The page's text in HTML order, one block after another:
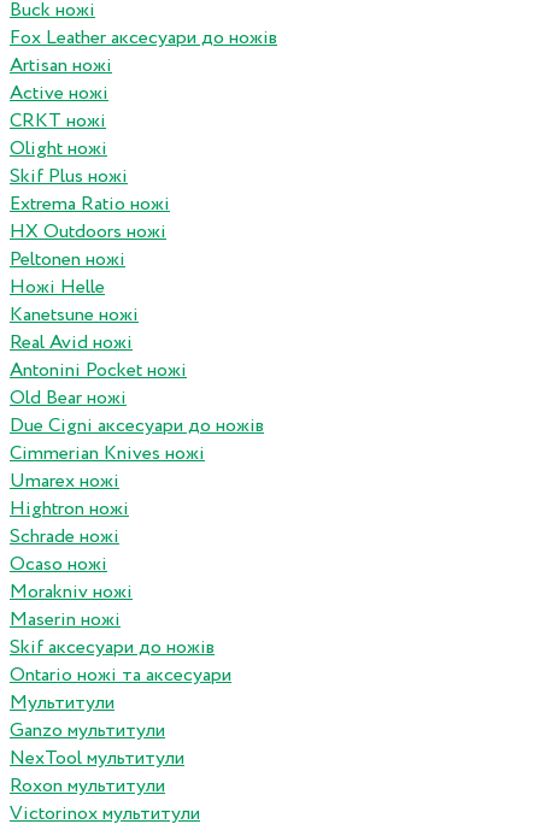
Buck ножі
Fox Leather аксесуари до ножів
Artisan ножі
Active ножі
CRKT ножі
Olight ножі
Skif Plus ножі
Extrema Ratio ножі
HX Outdoors ножі
Peltonen ножі
Ножі Helle
Kanetsune ножі
Real Avid ножі
Antonini Pocket ножі
Old Bear ножі
Due Cigni аксесуари до ножів
Cimmerian Knives ножі
Umarex ножі
Hightron ножі
Schrade ножі
Ocaso ножі
Morakniv ножі
Maserin ножі
Skif аксесуари до ножів
Ontario ножі та аксесуари
Мультитули
Ganzo мультитули
NexTool мультитули
Roxon мультитули
Victorinox мультитули